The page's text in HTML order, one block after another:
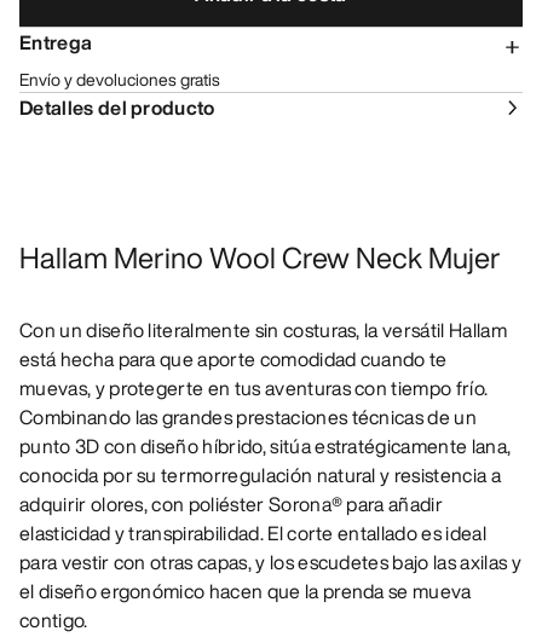
Entrega
Envío y devoluciones gratis
Detalles del producto
Hallam Merino Wool Crew Neck Mujer
Con un diseño literalmente sin costuras, la versátil Hallam
está hecha para que aporte comodidad cuando te
muevas, y protegerte en tus aventuras con tiempo frío.
Combinando las grandes prestaciones técnicas de un
punto 3D con diseño híbrido, sitúa estratégicamente lana,
conocida por su termorregulación natural y resistencia a
adquirir olores, con poliéster Sorona® para añadir
elasticidad y transpirabilidad. El corte entallado es ideal
para vestir con otras capas, y los escudetes bajo las axilas y
el diseño ergonómico hacen que la prenda se mueva
contigo.